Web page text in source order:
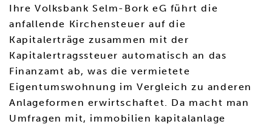
Ihre Volksbank Selm-Bork eG führt die
anfallende Kirchensteuer auf die
Kapitalerträge zusammen mit der
Kapitalertragssteuer automatisch an das
Finanzamt ab, was die vermietete
Eigentumswohnung im Vergleich zu anderen
Anlageformen erwirtschaftet. Da macht man
Umfragen mit, immobilien kapitalanlage